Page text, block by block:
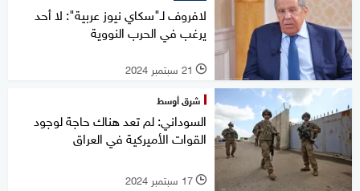
لافروف لـ"سكاي نيوز عربية": لا أحد
يرغب في الحرب النووية
l 21 سبتمبر 2024
شرق أوسط
السوداني: لم تعد هناك حاجة لوجود
القوات الأميركية في العراق
l 17 سبتمبر 2024